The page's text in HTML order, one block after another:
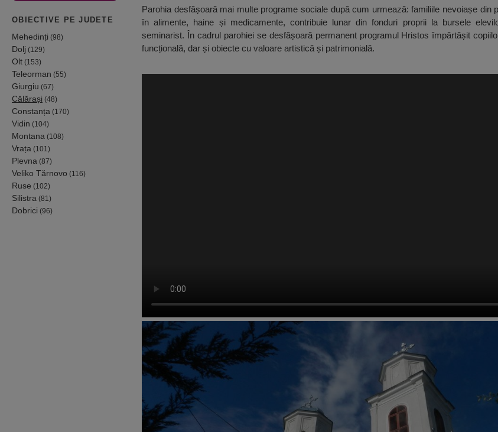
OBIECTIVE PE JUDETE
Mehedinți (98)
Dolj (129)
Olt (153)
Teleorman (55)
Giurgiu (67)
Călărași (48)
Constanța (170)
Vidin (104)
Montana (108)
Vrața (101)
Plevna (87)
Veliko Tărnovo (116)
Ruse (102)
Silistra (81)
Dobrici (96)
Parohia desfășoară mai multe programe sociale după cum urmează: familiile nevoiașe din
în alimente, haine și medicamente, contribuie lunar din fonduri proprii la bursele
seminarist. În cadrul parohiei se desfășoară permanent programul Hristos împărtășit
funcțională, dar și obiecte cu valoare artistică și patrimonială.